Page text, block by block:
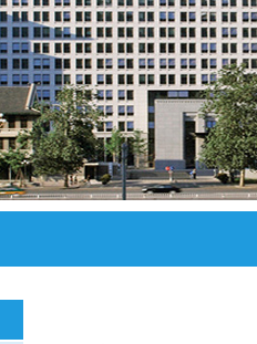
荣誉
愿景
翅果树研究